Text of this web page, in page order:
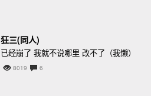
狂三(同人)
已经崩了 我就不说哪里 改不了（我懒）
8019 6